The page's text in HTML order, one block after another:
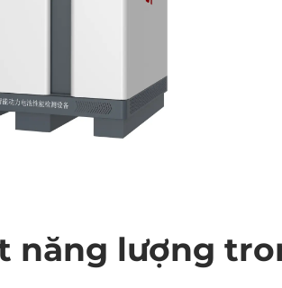
năng lượng